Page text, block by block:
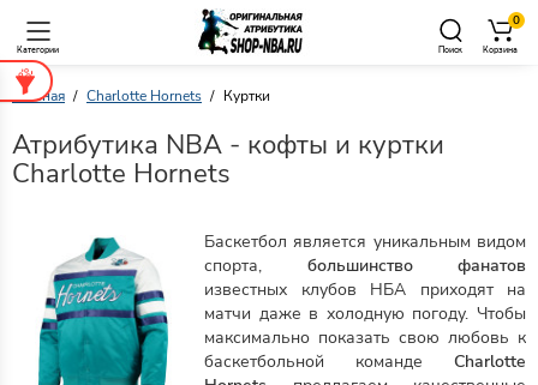
Категории Поиск
0
Корзина
Главная Charlotte Hornets Куртки
Атрибутика NBA - кофты и куртки
Charlotte Hornets
Баскетбол является уникальным видом
спорта, большинство фанатов
известных клубов НБА приходят на
матчи даже в холодную погоду. Чтобы
максимально показать свою любовь к
баскетбольной команде Charlotte